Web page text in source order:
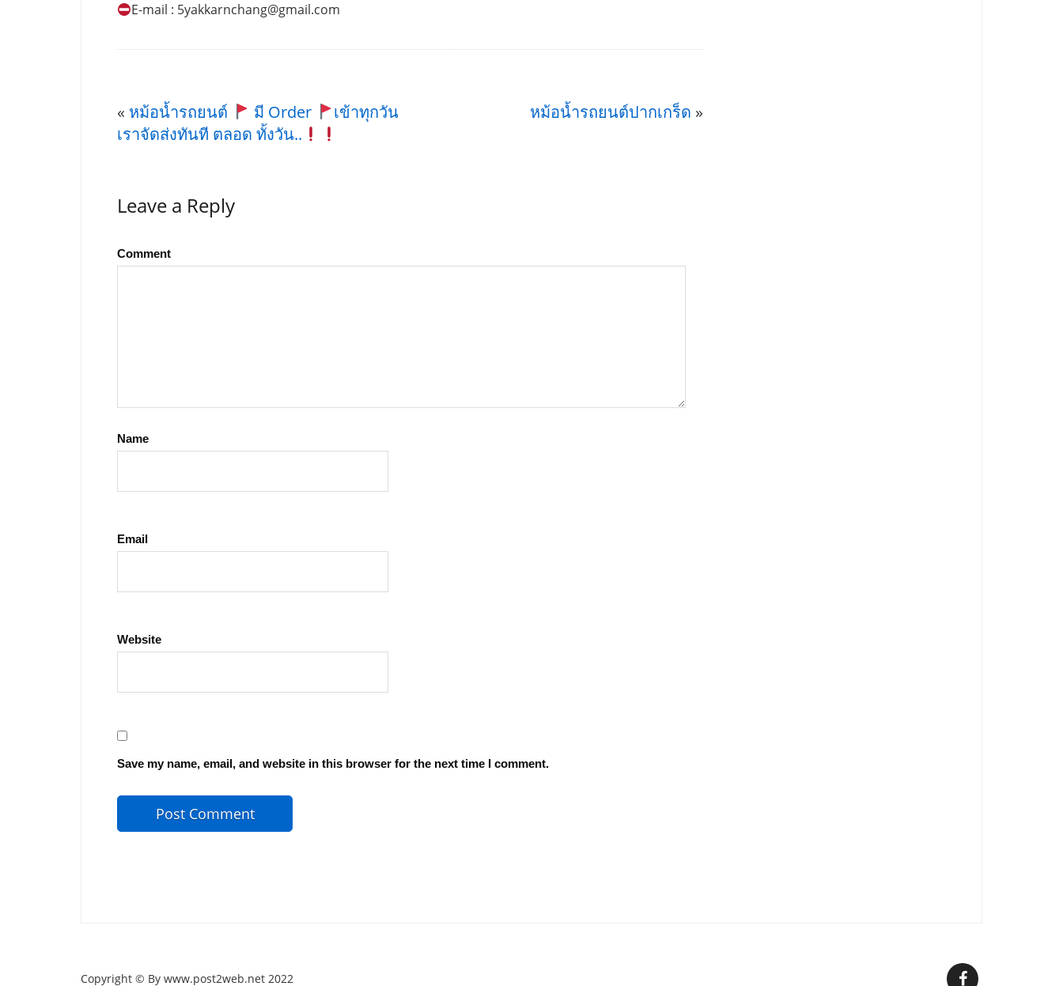
E-mail : 5yakkarnchang@gmail.com
« หม้อน้ำรถยนต์ มี Order
เข้าทุกวัน
เราจัดส่งทันที ตลอด ทั้งวัน..
หม้อน้ำรถยนต์ปากเกร็ด »
Leave a Reply
Comment
Name
Email
Website
Save my name, email, and website in this browser for the next time I comment.
Copyright © By www.post2web.net 2022